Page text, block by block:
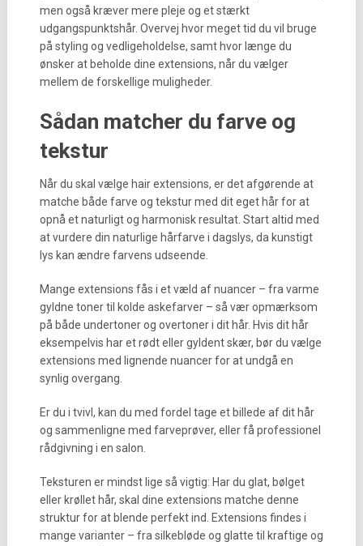
men også kræver mere pleje og et stærkt
udgangspunktshår. Overvej hvor meget tid du vil bruge
på styling og vedligeholdelse, samt hvor længe du
ønsker at beholde dine extensions, når du vælger
mellem de forskellige muligheder.
Sådan matcher du farve og
tekstur
Når du skal vælge hair extensions, er det afgørende at
matche både farve og tekstur med dit eget hår for at
opnå et naturligt og harmonisk resultat. Start altid med
at vurdere din naturlige hårfarve i dagslys, da kunstigt
lys kan ændre farvens udseende.
Mange extensions fås i et væld af nuancer – fra varme
gyldne toner til kolde askefarver – så vær opmærksom
på både undertoner og overtoner i dit hår. Hvis dit hår
eksempelvis har et rødt eller gyldent skær, bør du vælge
extensions med lignende nuancer for at undgå en
synlig overgang.
Er du i tvivl, kan du med fordel tage et billede af dit hår
og sammenligne med farveprøver, eller få professionel
rådgivning i en salon.
Teksturen er mindst lige så vigtig: Har du glat, bølget
eller krøllet hår, skal dine extensions matche denne
struktur for at blende perfekt ind. Extensions findes i
mange varianter – fra silkebløde og glatte til kraftige og